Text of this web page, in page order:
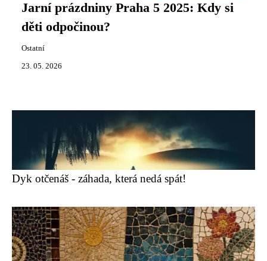
Jarní prázdniny Praha 5 2025: Kdy si
děti odpočinou?
Ostatní
23. 05. 2026
Dyk otčenáš - záhada, která nedá spát!